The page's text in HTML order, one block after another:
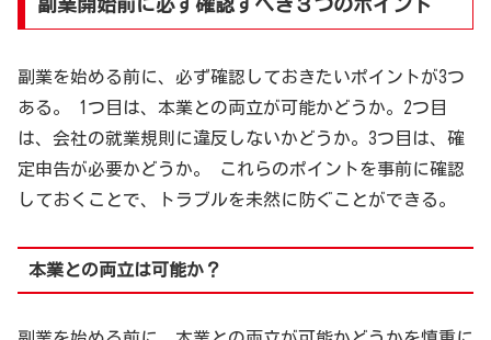
副業開始前に必ず確認すべき３つのポイント
副業を始める前に、必ず確認しておきたいポイントが3つ
ある。 1つ目は、本業との両立が可能かどうか。2つ目
は、会社の就業規則に違反しないかどうか。3つ目は、確
定申告が必要かどうか。 これらのポイントを事前に確認
しておくことで、トラブルを未然に防ぐことができる。
本業との両立は可能か？